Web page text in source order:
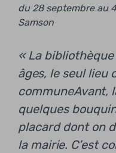
du 28 septembre au
Samson
« La
âges, le seul lieu
communeAvant,
quelques
placard dont on
la mairie. C’est